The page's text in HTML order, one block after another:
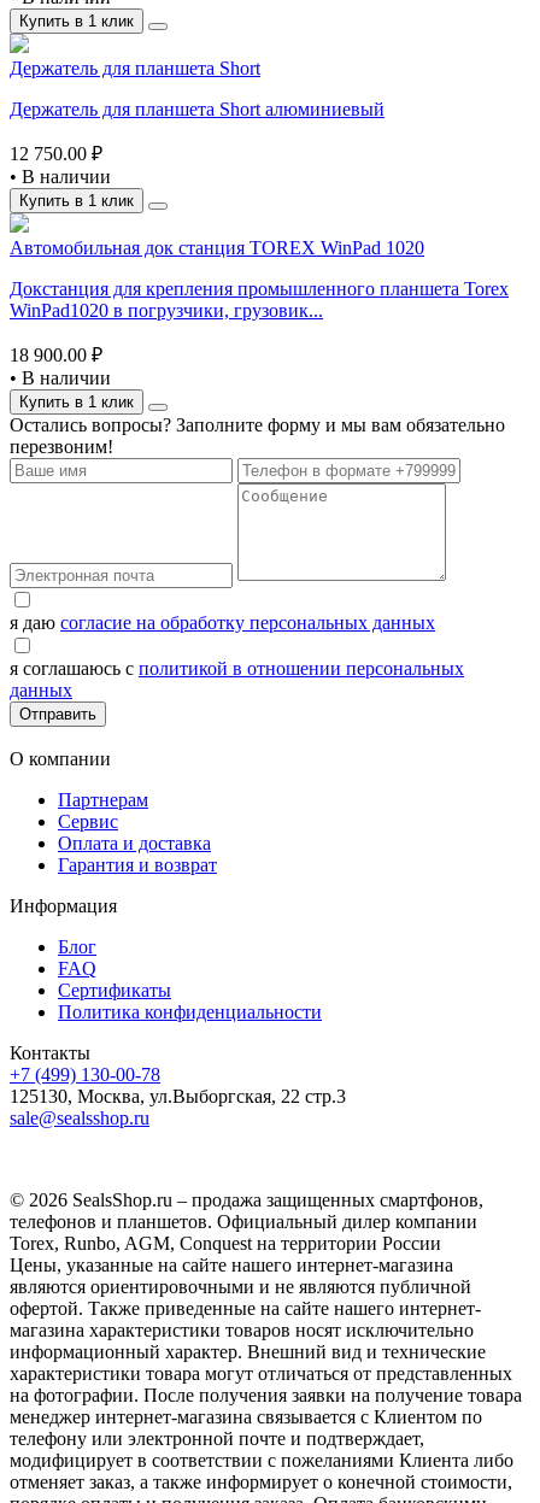
Купить в 1 клик
Держатель для планшета Short
Держатель для планшета Short алюминиевый
12 750.00 ₽
• В наличии
Купить в 1 клик
Автомобильная док станция TOREX WinPad 1020
Докстанция для крепления промышленного планшета Torex
WinPad1020 в погрузчики, грузовик...
18 900.00 ₽
• В наличии
Купить в 1 клик
Остались вопросы? Заполните форму и мы вам обязательно
перезвоним!
я даю согласие на обработку персональных данных
я соглашаюсь с политикой в отношении персональных
данных
Отправить
О компании
Партнерам
Сервис
Оплата и доставка
Гарантия и возврат
Информация
Блог
FAQ
Сертификаты
Политика конфиденциальности
Контакты
+7 (499) 130-00-78
125130, Москва, ул.Выборгская, 22 стр.3
sale@sealsshop.ru
© 2026 SealsShop.ru – продажа защищенных смартфонов,
телефонов и планшетов. Официальный дилер компании
Torex, Runbo, AGM, Conquest на территории России
Цены, указанные на сайте нашего интернет-магазина
являются ориентировочными и не являются публичной
офертой. Также приведенные на сайте нашего интернет-
магазина характеристики товаров носят исключительно
информационный характер. Внешний вид и технические
характеристики товара могут отличаться от представленных
на фотографии. После получения заявки на получение товара
менеджер интернет-магазина связывается с Клиентом по
телефону или электронной почте и подтверждает,
модифицирует в соответствии с пожеланиями Клиента либо
отменяет заказ, а также информирует о конечной стоимости,